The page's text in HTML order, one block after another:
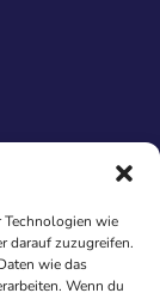
Technologien wie
darauf zuzugreifen.
wie das
Wenn du